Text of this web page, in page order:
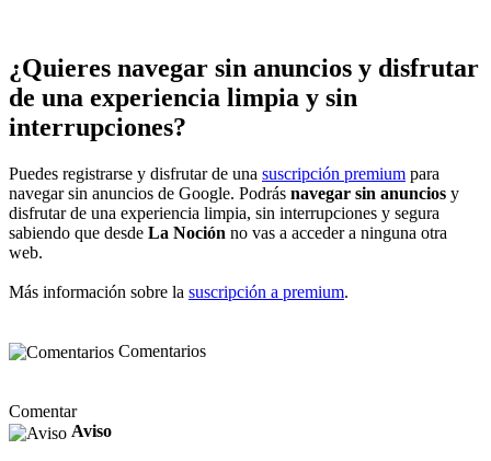
¿Quieres navegar sin anuncios y disfrutar
de una experiencia limpia y sin
interrupciones?
Puedes registrarse y disfrutar de una suscripción premium para
navegar sin anuncios de Google. Podrás navegar sin anuncios y
disfrutar de una experiencia limpia, sin interrupciones y segura
sabiendo que desde La Noción no vas a acceder a ninguna otra
web.
Más información sobre la suscripción a premium.
Comentarios
Comentar
Aviso